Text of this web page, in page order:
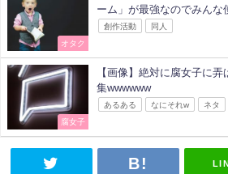
オタク
ーム」が最強なのでみんな
創作活動 同人
腐女子
【画像】絶対に腐女子に
集wwwwww
あるある なにそれw ネタ